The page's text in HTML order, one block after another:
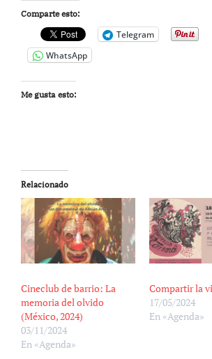
Comparte esto:
Telegram
WhatsApp
Me gusta esto:
Relacionado
Cineclub de barrio: La
memoria del olvido
(México, 2024)
03/11/2024
En «Agenda»
Compartir la
17/05/2024
En «Agenda»